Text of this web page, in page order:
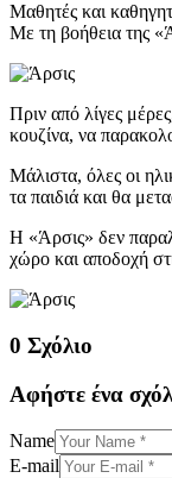
Μαθητές και
Με τη βοήθεια της
Πριν από λίγες
κουζίνα, να
Μάλιστα, όλες οι
τα παιδιά και θα
Η «Άρσις» δεν
χώρο και αποδοχή
0 Σχόλιο
Αφήστε ένα
Name
E-mail